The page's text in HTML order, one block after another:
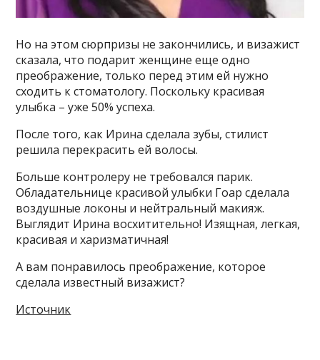
Но на этом сюрпризы не закончились, и визажист
сказала, что подарит женщине еще одно
преображение, только перед этим ей нужно
сходить к стоматологу. Поскольку красивая
улыбка – уже 50% успеха.
После того, как Ирина сделала зубы, стилист
решила перекрасить ей волосы.
Больше контролеру не требовался парик.
Обладательнице красивой улыбки Гоар сделала
воздушные локоны и нейтральный макияж.
Выглядит Ирина восхитительно! Изящная, легкая,
красивая и харизматичная!
А вам понравилось преображение, которое
сделала известный визажист?
Источник